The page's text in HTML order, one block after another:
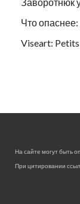
Что опаснее:
Viseart:
На сайте могут быть
При цитировании